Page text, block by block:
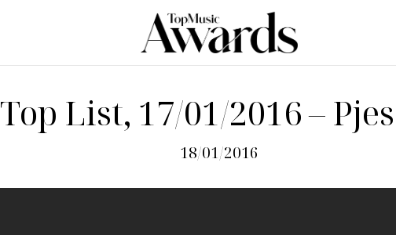
Top List, 17/01/2016 –
18/01/2016